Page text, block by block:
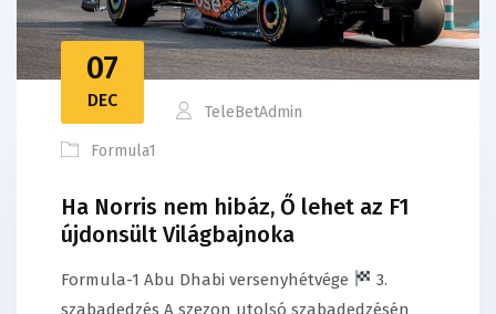
07
DEC
TeleBetAdmin
Formula1
Ha Norris nem hibáz, Ő lehet az F1
újdonsült Világbajnoka
Formula-1 Abu Dhabi versenyhétvége
3.
szabadedzés A szezon utolsó szabadedzésén